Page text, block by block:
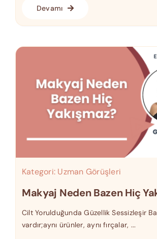
Devamı
Kategori: Uzman Görüşleri
Makyaj Neden Bazen Hiç
Cilt Yorulduğunda Güzellik Sessizleşir
vardır;aynı ürünler, aynı fırçalar, ...